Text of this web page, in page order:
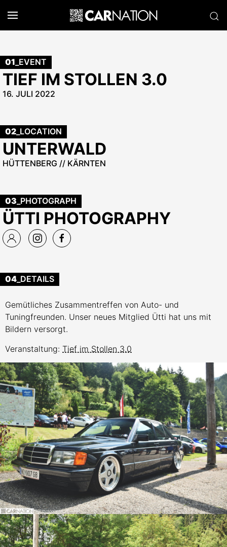
01 _EVENT
TIEF IM STOLLEN 3.0
16. JULI 2022
02 _LOCATION
UNTERWALD
HÜTTENBERG // KÄRNTEN
03 _PHOTOGRAPH
ÜTTI PHOTOGRAPHY
04 _DETAILS
Gemütliches Zusammentreffen von Auto- und
Tuningfreunden. Unser neues Mitglied Ütti hat uns mit
Bildern versorgt.
Veranstaltung: Tief im Stollen 3.0